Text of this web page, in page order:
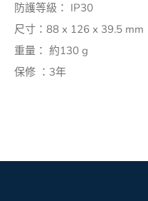
防護等級： IP30
尺寸：88 x 126 x 39.5 mm
重量： 約130 g
保修 ：3年